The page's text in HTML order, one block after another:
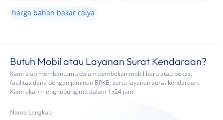
harga bahan bakar calya
Butuh Mobil atau Layanan Surat Kendaraan?
Kami siap membantumu dalam pembelian mobil baru atau bekas,
fasilitas dana dengan jaminan BPKB, serta layanan surat kendaraan.
Kami akan menghubungimu dalam 1x24 jam.
Nama Lengkap